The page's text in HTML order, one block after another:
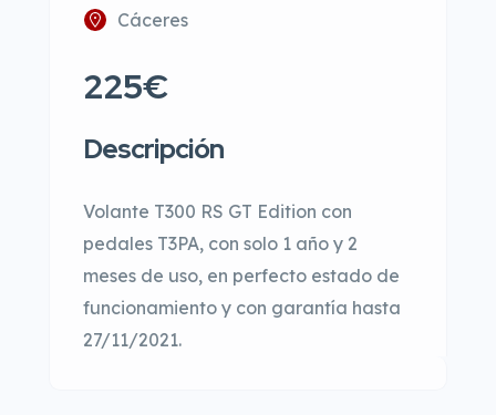
Cáceres
225€
Descripción
Volante T300 RS GT Edition con
pedales T3PA, con solo 1 año y 2
meses de uso, en perfecto estado de
funcionamiento y con garantía hasta
27/11/2021.